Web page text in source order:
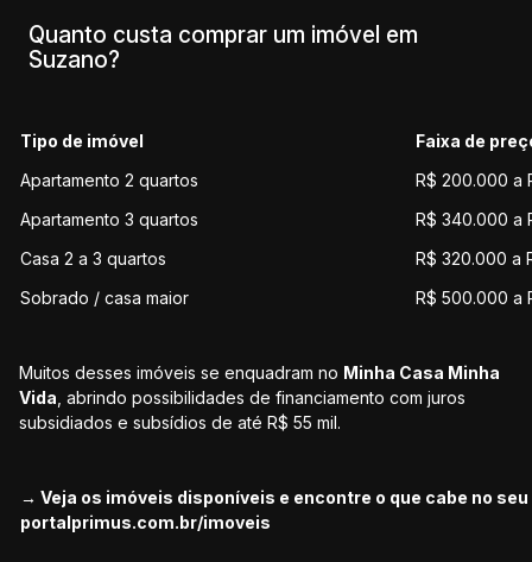
Quanto custa comprar um imóvel em
Suzano?
Tipo de imóvel
Faixa de
Apartamento 2 quartos
R$ 200.000 a
Apartamento 3 quartos
R$ 340.000 a
Casa 2 a 3 quartos
R$ 320.000 a
Sobrado / casa maior
R$ 500.000 a
Muitos desses imóveis se enquadram no Minha Casa Minha
Vida , abrindo possibilidades de financiamento com juros
subsidiados e subsídios de até R$ 55 mil.
→ Veja os imóveis disponíveis e encontre o que cabe no
portalprimus.com.br/imoveis